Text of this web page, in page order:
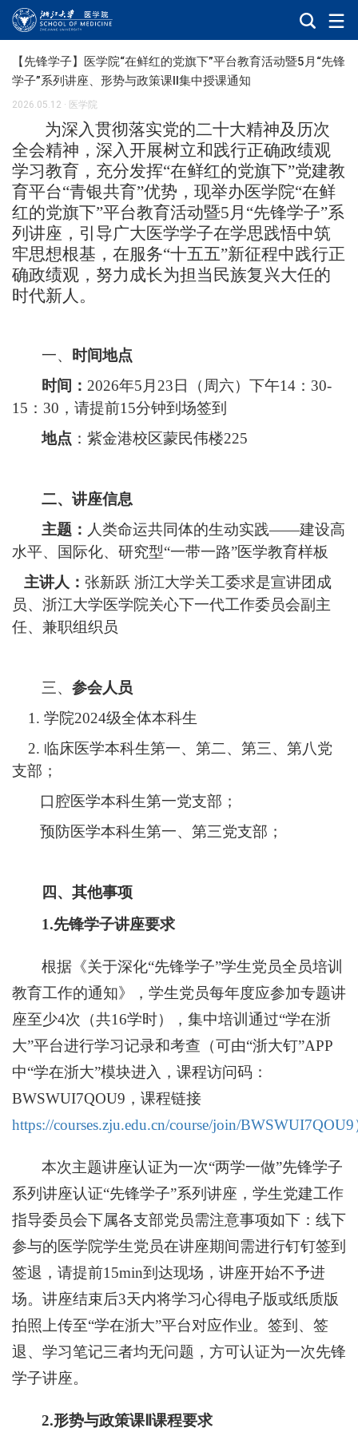
【先锋学子】医学院“在鲜红的党旗下”平台教育活动暨5月“先锋
学子”系列讲座、形势与政策课II集中授课通知
2026.05.12 · 医学院
为深入贯彻落实党的二十大精神及历次
全会精神， 深入开展树立和践行正确政绩观
学习教育，充分发挥“在鲜红的党旗下”党建教
育平台“青银共育”优势，现举办医学院“在鲜
红的党旗下”平台教育活动暨5月“先锋学子”系
列讲座，引导广大医学学子在学思践悟中筑
牢思想根基，在服务“十五五”新征程中践行正
确政绩观，努力成长为担当民族复兴大任的
时代新人。
一、 时间地点
时间： 2026年5月 23 日（周 六）下午14 ： 30-
1 5 ： 30 ， 请提前15分钟到场签到
地点 ：紫金港校区蒙民伟楼225
二、 讲座信息
主题： 人类命运共同体的生动实践——建设高
水平、国际化、研究型“一带一路”医学教育样板
主讲人： 张新跃 浙江大学关工委求是宣讲团成
员、 浙江大学医学院关心下一代工作委员会副主
任、兼职组织员
三、 参会人员
1. 学院2024级全体本科生
2. 临床医学本科生第一、第二、第三、第八党
支部；
口腔医学本科生第一党支部；
预防医学本科生第一、第三党支部；
四、 其他事项
1.先锋学子讲座要求
根据《关于深化“先锋学子”学生党员全员培训
教育工作的通知》，学生党员每年度应参加专题讲
座至少4次（共16学时），集中培训通过“学在浙
大”平台进行学习记录和考查（可由“浙大钉”APP
中“学在浙大”模块进入，课程访问码：
BWSWUI7QOU9，课程链接
https://courses.zju.edu.cn/course/join/
本次主题讲座认证为一次“两学一做”先锋学子
系列讲座认证“先锋学子”系列讲座，学生党建工作
指导委员会下属各支部党员需注意事项如下：线下
参与的医学院学生党员在讲座期间需进行钉钉签到
签退，请提前15min到达现场，讲座开始不予进
场。讲座结束后3天内将学习心得电子版或纸质版
拍照上传至“学在浙大”平台对应作业。签到、签
退、学习笔记三者均无问题，方可认证为一次先锋
学子讲座。
2.形势与政策课Ⅱ课程要求